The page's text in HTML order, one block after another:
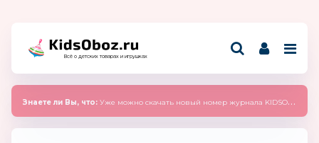
Всё о детских товарах и игрушках
Знаете ли Вы, что: Уже можно скачать новый номер журнала KIDSOBOZ 2025 (сентябрь)